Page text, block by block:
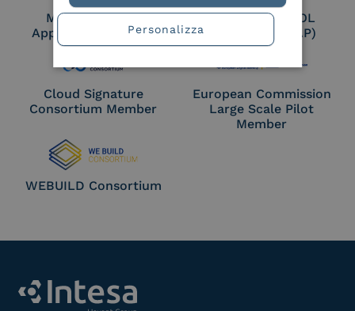
Membro Adobe
Approved Trust List
Certified PEPPOL
Access Point (AP)
Cloud Signature
Consortium Member
European Commission
Large Scale Pilot
Member
WEBUILD Consortium
Personalizza